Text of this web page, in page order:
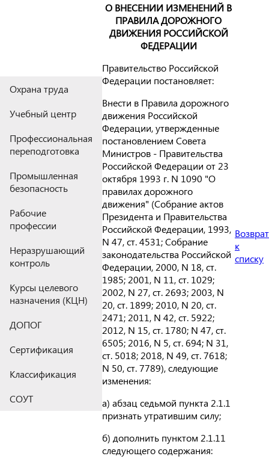
Охрана труда
Учебный центр
Профессиональная
переподготовка
Промышленная
безопасность
Рабочие
профессии
Неразрушающий
контроль
Курсы целевого
назначения (КЦН)
ДОПОГ
Сертификация
Классификация
СОУТ
О ВНЕСЕНИИ ИЗМЕНЕНИЙ В
ПРАВИЛА ДОРОЖНОГО
ДВИЖЕНИЯ РОССИЙСКОЙ
ФЕДЕРАЦИИ
Правительство Российской
Федерации постановляет:
Внести в Правила дорожного
движения Российской
Федерации, утвержденные
постановлением Совета
Министров - Правительства
Российской Федерации от 23
октября 1993 г. N 1090 "О
правилах дорожного
движения" (Собрание актов
Президента и Правительства
Российской Федерации, 1993,
N 47, ст. 4531; Собрание
законодательства Российской
Федерации, 2000, N 18, ст.
1985; 2001, N 11, ст. 1029;
2002, N 27, ст. 2693; 2003, N
20, ст. 1899; 2010, N 20, ст.
2471; 2011, N 42, ст. 5922;
2012, N 15, ст. 1780; N 47, ст.
6505; 2016, N 5, ст. 694; N 31,
ст. 5018; 2018, N 49, ст. 7618;
N 50, ст. 7789), следующие
изменения:
а) абзац седьмой пункта 2.1.1
признать утратившим силу;
б) дополнить пунктом 2.1.11
следующего содержания:
Возврат
к
списку